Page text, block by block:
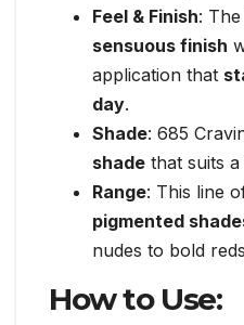
Feel & Finish:
sensuous finish
application that
day.
Shade: 685
shade that suits
Range: This line
pigmented
nudes to bold
How to Use: